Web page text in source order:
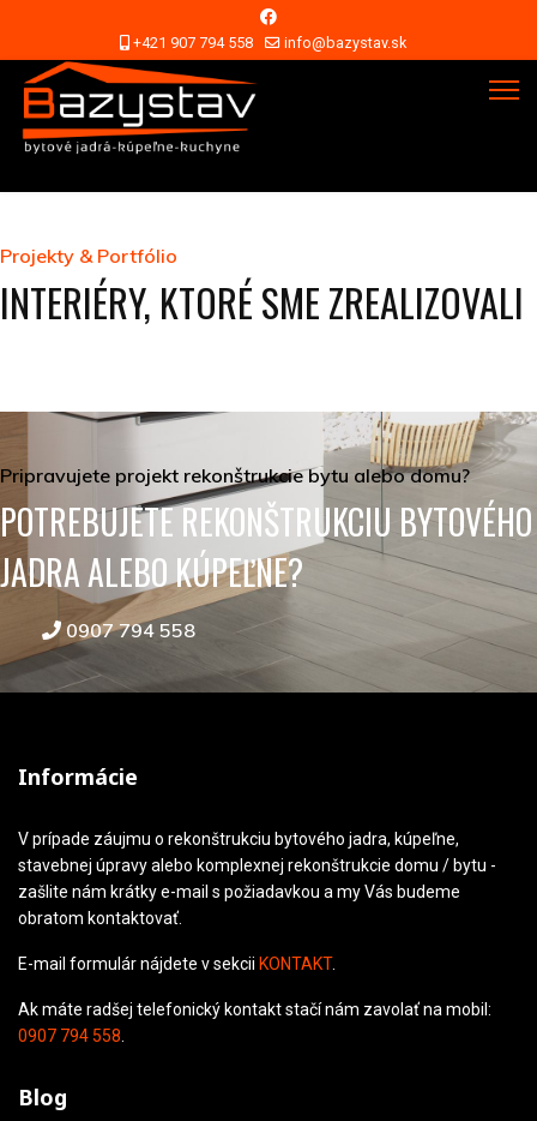
+421 907 794 558 info@bazystav.sk
Projekty & Portfólio
INTERIÉRY, KTORÉ SME ZREALIZOVALI
Pripravujete projekt rekonštrukcie bytu alebo domu?
POTREBUJETE REKONŠTRUKCIU BYTOVÉHO
JADRA ALEBO KÚPEĽNE?
0907 794 558
Informácie
V prípade záujmu o rekonštrukciu bytového jadra, kúpeľne,
stavebnej úpravy alebo komplexnej rekonštrukcie domu / bytu -
zašlite nám krátky e-mail s požiadavkou a my Vás budeme
obratom kontaktovať.
E-mail formulár nájdete v sekcii KONTAKT.
Ak máte radšej telefonický kontakt stačí nám zavolať na mobil:
0907 794 558
Blog